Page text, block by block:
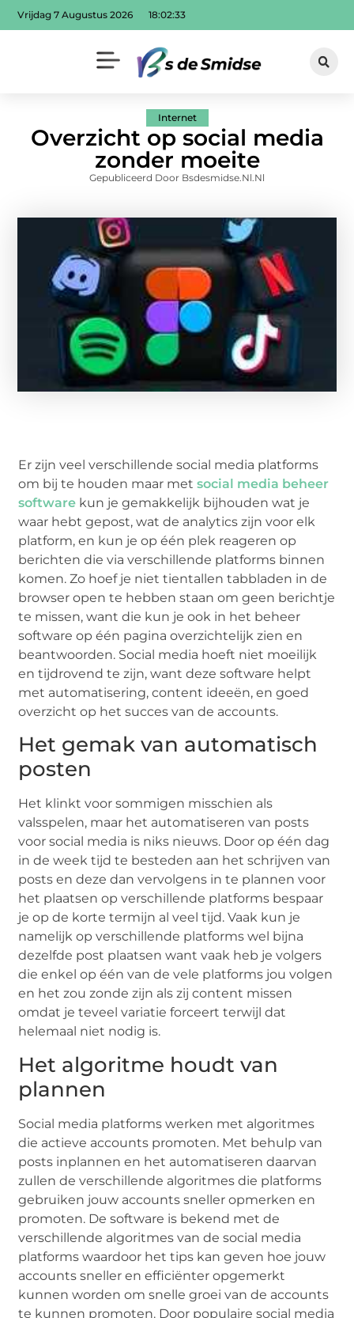
Vrijdag 7 Augustus 2026 18:02:33
Internet
Overzicht op social media
zonder moeite
Gepubliceerd Door Bsdesmidse.nl.nl
Er zijn veel verschillende social media platforms
om bij te houden maar metsocial media beheer
software kun je gemakkelijk bijhouden wat je
waar hebt gepost, wat de analytics zijn voor elk
platform, en kun je op één plek reageren op
berichten die via verschillende platforms binnen
komen. Zo hoef je niet tientallen tabbladen in de
browser open te hebben staan om geen berichtje
te missen, want die kun je ook in het beheer
software op één pagina overzichtelijk zien en
beantwoorden. Social media hoeft niet moeilijk
en tijdrovend te zijn, want deze software helpt
met automatisering, content ideeën, en goed
overzicht op het succes van de accounts.
Het gemak van automatisch
posten
Het klinkt voor sommigen misschien als
valsspelen, maar het automatiseren van posts
voor social media is niks nieuws. Door op één dag
in de week tijd te besteden aan het schrijven van
posts en deze dan vervolgens in te plannen voor
het plaatsen op verschillende platforms bespaar
je op de korte termijn al veel tijd. Vaak kun je
namelijk op verschillende platforms wel bijna
dezelfde post plaatsen want vaak heb je volgers
die enkel op één van de vele platforms jou volgen
en het zou zonde zijn als zij content missen
omdat je teveel variatie forceert terwijl dat
helemaal niet nodig is.
Het algoritme houdt van
plannen
Social media platforms werken met algoritmes
die actieve accounts promoten. Met behulp van
posts inplannen en het automatiseren daarvan
zullen de verschillende algoritmes die platforms
gebruiken jouw accounts sneller opmerken en
promoten. De software is bekend met de
verschillende algoritmes van de social media
platforms waardoor het tips kan geven hoe jouw
accounts sneller en efficiënter opgemerkt
kunnen worden om snelle groei van de accounts
te kunnen promoten. Door populaire social media